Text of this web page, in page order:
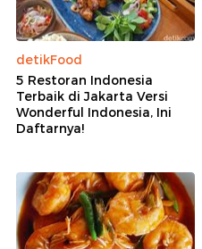
detikFood
5 Restoran Indonesia
Terbaik di Jakarta Versi
Wonderful Indonesia, Ini
Daftarnya!